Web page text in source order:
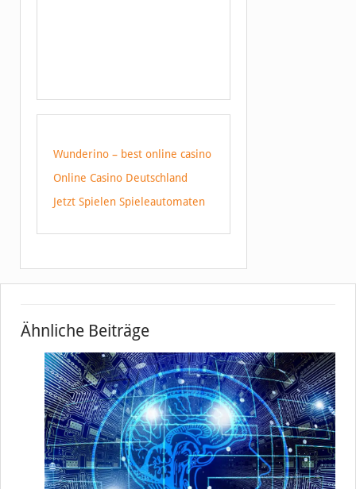
Wunderino – best online casino
Online Casino Deutschland
Jetzt Spielen Spieleautomaten
Ähnliche Beiträge